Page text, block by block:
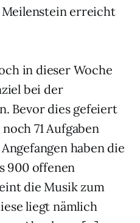
erreicht
in dieser Woche
bei der
Bevor dies gefeiert
71 Aufgaben
haben die
900 offenen
die Musik zum
liegt nämlich